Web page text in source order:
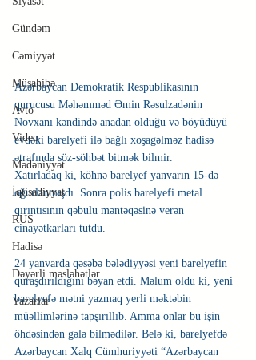
Gündəm
Cəmiyyət
Müsahibə
Avto
Video
Mədəniyyət
İqtisadiyyat
RUS
Hadisə
Dəyərli məsləhətlər
Yazarlar
Azərbaycan Demokratik Respublikasının
qurucusu Məhəmməd Əmin Rəsulzadənin
Novxanı kəndində anadan olduğu və böyüdüyü
evdəki barelyefi ilə bağlı xoşagəlməz hadisə
ətrafında söz-söhbət bitmək bilmir.
Xatırladaq ki, köhnə barelyef yanvarın 15-də
oğurlanmışdı. Sonra polis barelyefi metal
qırıntısının qəbulu məntəqəsinə verən
cinayətkarları tutdu.
24 yanvarda qəsəbə bələdiyyəsi yeni barelyefin
quraşdırıldığını bəyan etdi. Məlum oldu ki, yeni
barelyefə mətni yazmaq yerli məktəbin
müəllimlərinə tapşırıllıb. Amma onlar bu işin
öhdəsindən gələ bilmədilər. Belə ki, barelyefdə
Azərbaycan Xalq Cümhuriyyəti “Azərbaycan